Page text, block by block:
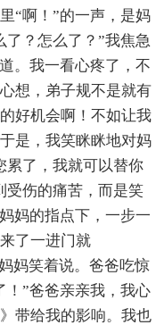
“啊！”的一声，是妈
？怎么了？”我焦急
。我一看心疼了，不
想，弟子规不是就有
好机会啊！不如让我
是，我笑眯眯地对妈
累了，我就可以替你
受伤的痛苦，而是笑
妈的指点下，一步一
了一进门就
妈笑着说。爸爸吃惊
！”爸爸亲亲我，我心
带给我的影响。我也